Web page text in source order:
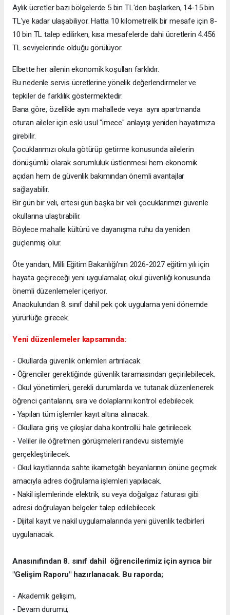
Aylık ücretler bazı bölgelerde 5 bin TL'den başlarken, 14-15 bin
TL'ye kadar ulaşabiliyor. Hatta 10 kilometrelik bir mesafe için 8-
10 bin TL talep edilirken, kısa mesafelerde dahi ücretlerin 4.456
TL seviyelerinde olduğu görülüyor.
Elbette her ailenin ekonomik koşulları farklıdır.
Bu nedenle servis ücretlerine yönelik değerlendirmeler ve
tepkiler de farklılık göstermektedir.
Bana göre, özellikle aynı mahallede veya aynı apartmanda
oturan aileler için eski usul "imece" anlayışı yeniden hayatımıza
girebilir.
Çocuklarımızı okula götürüp getirme konusunda ailelerin
dönüşümlü olarak sorumluluk üstlenmesi hem ekonomik
açıdan hem de güvenlik bakımından önemli avantajlar
sağlayabilir.
Bir gün bir veli, ertesi gün başka bir veli çocuklarımızı güvenle
okullarına ulaştırabilir.
Böylece mahalle kültürü ve dayanışma ruhu da yeniden
güçlenmiş olur.
Öte yandan, Milli Eğitim Bakanlığı'nın 2026-2027 eğitim yılı için
hayata geçireceği yeni uygulamalar, okul güvenliği konusunda
önemli düzenlemeler içeriyor.
Anaokulundan 8. sınıf dahil pek çok uygulama yeni dönemde
yürürlüğe girecek.
Yeni düzenlemeler kapsamında:
- Okullarda güvenlik önlemleri artırılacak.
- Öğrenciler gerektiğinde güvenlik taramasından geçirilebilecek.
- Okul yönetimleri, gerekli durumlarda ve tutanak düzenlenerek
öğrenci çantalarını, sıra ve dolaplarını kontrol edebilecek.
- Yapılan tüm işlemler kayıt altına alınacak.
- Okullara giriş ve çıkışlar daha kontrollü hale getirilecek.
- Veliler ile öğretmen görüşmeleri randevu sistemiyle
gerçekleştirilecek.
- Okul kayıtlarında sahte ikametgâh beyanlarının önüne geçmek
amacıyla adres doğrulama işlemleri yapılacak.
- Nakil işlemlerinde elektrik, su veya doğalgaz faturası gibi
adresi doğrulayan belgeler talep edilebilecek.
- Dijital kayıt ve nakil uygulamalarında yeni güvenlik tedbirleri
uygulanacak.
Anasınıfından 8. sınıf dahil öğrencilerimiz için ayrıca bir
"Gelişim Raporu" hazırlanacak. Bu raporda;
- Akademik gelişim,
- Devam durumu,